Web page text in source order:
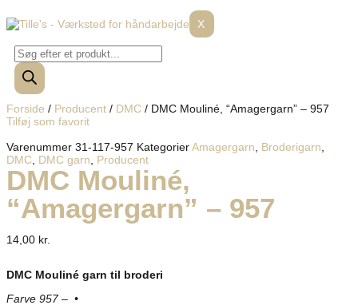
X
Forside / Producent / DMC / DMC Mouliné, “Amagergarn” – 957
Tilføj som favorit
Varenummer 31-117-957 KategorierAmagergarn Broderigarn
DMC DMC garn Producent
DMC Mouliné,
“Amagergarn” – 957
14,00 kr.
DMC Mouliné garn til broderi
Farve 957 – •